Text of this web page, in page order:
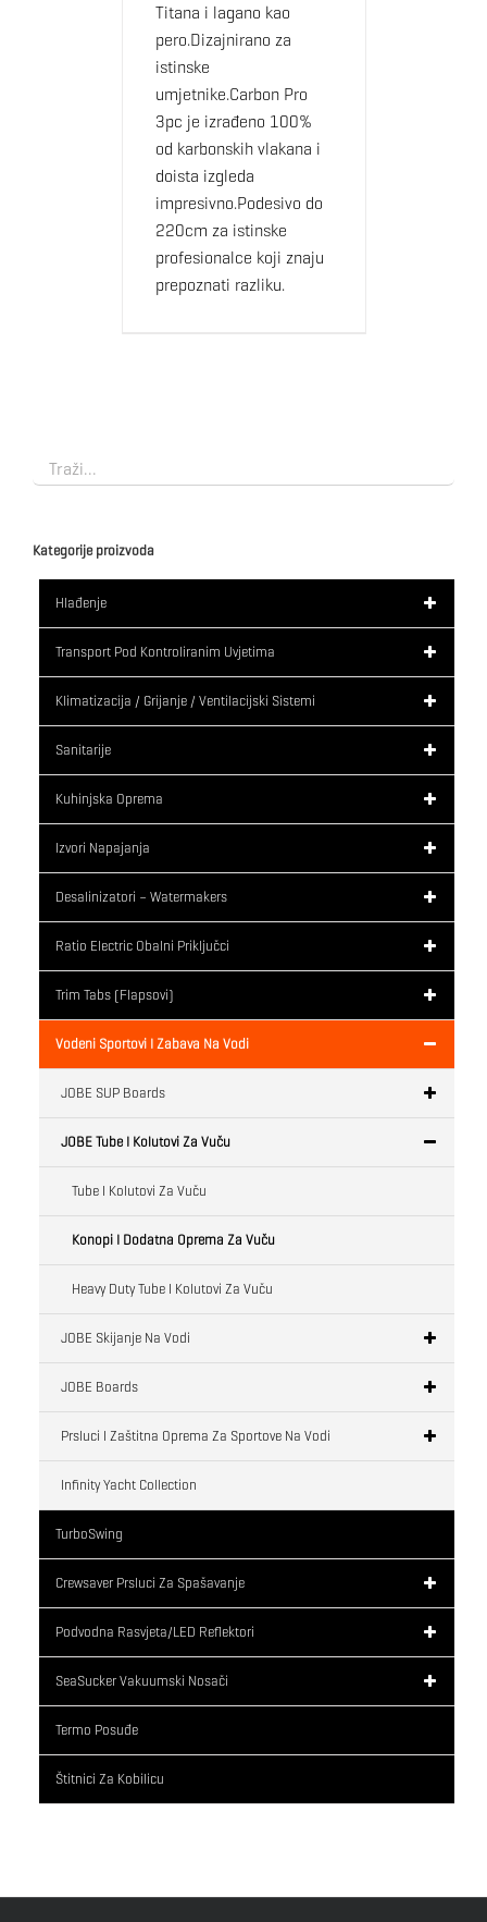
Titana i lagano kao
pero.Dizajnirano za
istinske
umjetnike.Carbon Pro
3pc je izrađeno 100%
od karbonskih vlakana i
doista izgleda
impresivno.Podesivo do
220cm za istinske
profesionalce koji znaju
prepoznati razliku.
Kategorije proizvoda
Hlađenje
Transport Pod Kontroliranim Uvjetima
Klimatizacija / Grijanje / Ventilacijski Sistemi
Sanitarije
Kuhinjska Oprema
Izvori Napajanja
Desalinizatori – Watermakers
Ratio Electric Obalni Priključci
Trim Tabs (flapsovi)
Vodeni Sportovi I Zabava Na Vodi
JOBE SUP Boards
JOBE Tube I Kolutovi Za Vuču
Tube I Kolutovi Za Vuču
Konopi I Dodatna Oprema Za Vuču
Heavy Duty Tube I Kolutovi Za Vuču
JOBE Skijanje Na Vodi
JOBE Boards
Prsluci I Zaštitna Oprema Za Sportove Na Vodi
Infinity Yacht Collection
TurboSwing
Crewsaver Prsluci Za Spašavanje
Podvodna Rasvjeta/LED Reflektori
SeaSucker Vakuumski Nosači
Termo Posuđe
Štitnici Za Kobilicu